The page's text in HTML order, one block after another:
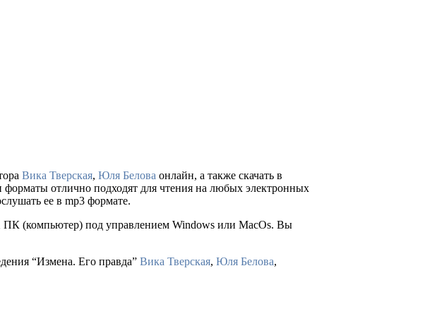
Вика Тверская, Юля Белова онлайн, а также скачать в
форматы отлично подходят для чтения на любых электронных
ее в mp3 формате.
ПК (компьютер) под управлением Windows или MacOs. Вы
“Измена. Его правда” Вика Тверская, Юля Белова,